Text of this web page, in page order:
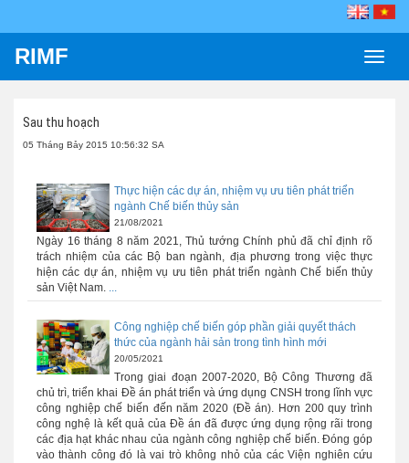
Toggle
RIMF
Sau thu hoạch
05 Tháng Bảy 2015 10:56:32 SA
Thực hiện các dự án, nhiệm vụ ưu tiên phát triển
ngành Chế biến thủy sản
21/08/2021
Ngày 16 tháng 8 năm 2021, Thủ tướng Chính phủ đã chỉ định rõ
trách nhiệm của các Bộ ban ngành, địa phương trong việc thực
hiện các dự án, nhiệm vụ ưu tiên phát triển ngành Chế biến thủy
sản Việt Nam. ...
Công nghiệp chế biến góp phần giải quyết thách
thức của ngành hải sản trong tình hình mới
20/05/2021
Trong giai đoạn 2007-2020, Bộ Công Thương đã
chủ trì, triển khai Đề án phát triển và ứng dụng CNSH trong lĩnh vực
công nghiệp chế biến đến năm 2020 (Đề án). Hơn 200 quy trình
công nghệ là kết quả của Đề án đã được ứng dụng rộng rãi trong
các địa hạt khác nhau của ngành công nghiệp chế biến. Đóng góp
vào thành công đó là vai trò không nhỏ của các Viện nghiên cứu